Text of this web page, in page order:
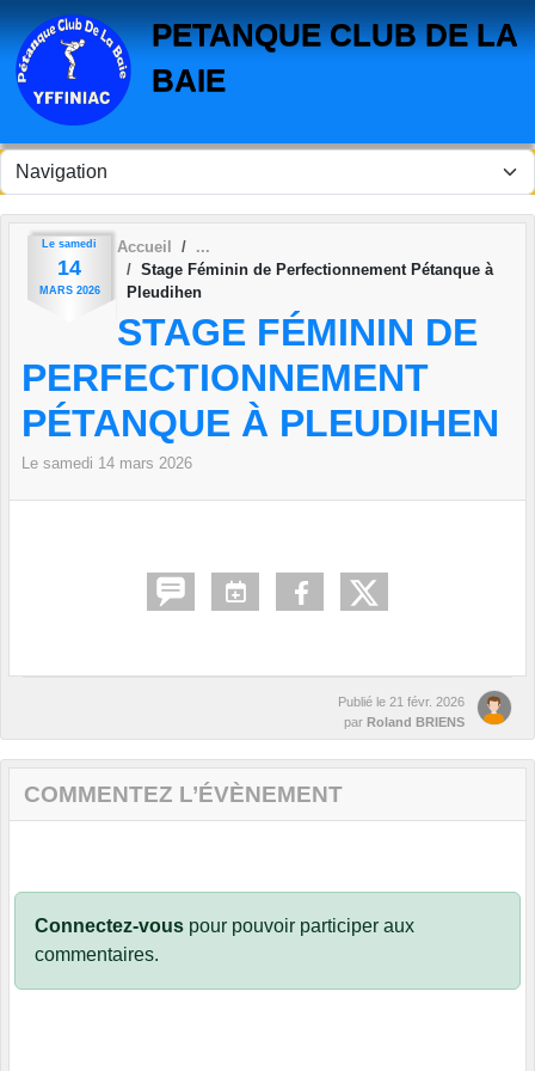
PETANQUE CLUB DE LA
BAIE
Le samedi
14
MARS 2026
Accueil
Stage Féminin de Perfectionnement Pétanque à
Pleudihen
STAGE FÉMININ DE
PERFECTIONNEMENT
PÉTANQUE À PLEUDIHEN
Le samedi 14 mars 2026
Publié le 21 févr. 2026
par Roland BRIENS
COMMENTEZ L’ÉVÈNEMENT
Connectez-vous pour pouvoir participer aux
commentaires.
Panneau de gestion des cookies